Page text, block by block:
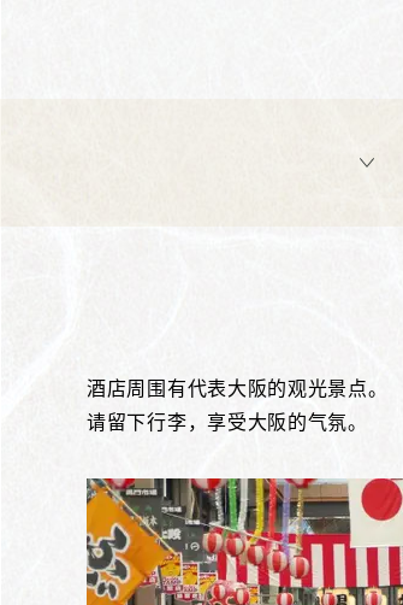
酒店周围有代表大阪的观光景点。
请留下行李，享受大阪的气氛。